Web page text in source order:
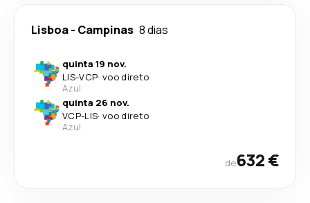
Lisboa- Campinas 8 dias
quinta 19 nov.
LIS-VCP· voo direto
Azul
quinta 26 nov.
VCP-LIS· voo direto
Azul
de632 €